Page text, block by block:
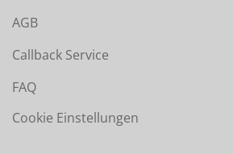
AGB
Callback Service
FAQ
Cookie Einstellungen